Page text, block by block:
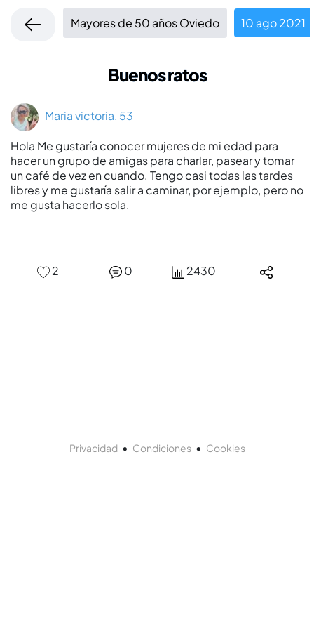
Mayores de 50 años Oviedo 10 ago 2021
Buenos ratos
Maria victoria, 53
Hola Me gustarí­a conocer mujeres de mi edad para
hacer un grupo de amigas para charlar, pasear y tomar
un café de vez en cuando. Tengo casi todas las tardes
libres y me gustarí­a salir a caminar, por ejemplo, pero no
me gusta hacerlo sola.
2 0 2430
Privacidad• Condiciones• Cookies